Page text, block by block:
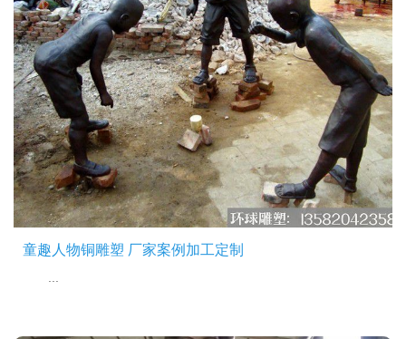
童趣人物铜雕塑 厂家案例加工定制